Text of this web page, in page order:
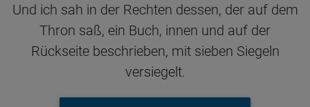
Und ich sah in der Rechten dessen, der auf dem
Thron saß, ein Buch, innen und auf der
Rückseite beschrieben, mit sieben Siegeln
versiegelt.